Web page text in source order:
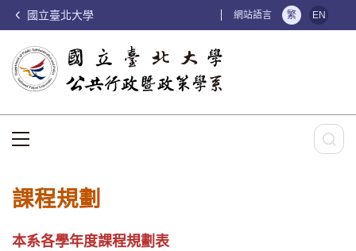
國立臺北大學 網站語言 繁 EN
課程規劃
本系各學年度課程規劃表